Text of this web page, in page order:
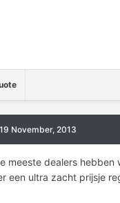
19 November, 2013
meeste dealers
een ultra zacht prijsje